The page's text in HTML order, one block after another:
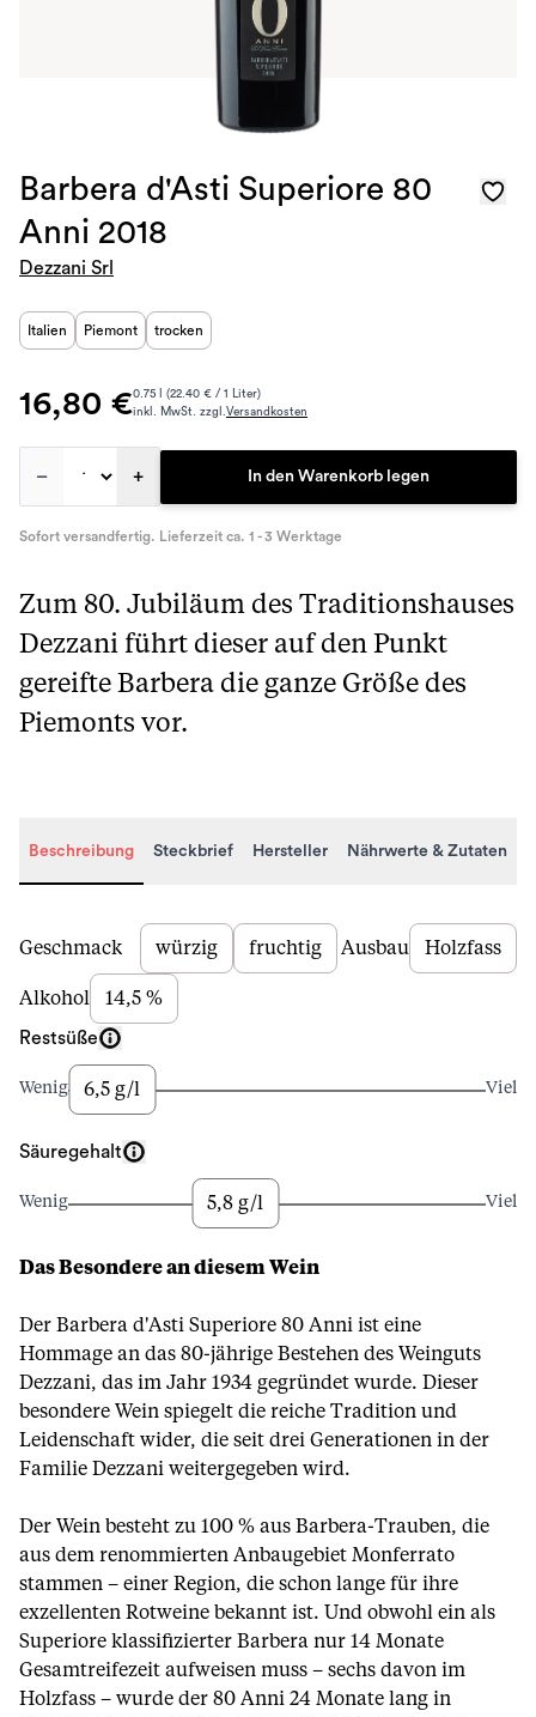
Barbera d'Asti Superiore 80
Anni 2018
Dezzani Srl
Italien Piemont trocken
16,80 €0.75 l (22.40 € / 1 Liter)
inkl. MwSt. zzgl.Versandkosten
– + In den Warenkorb legen
Sofort versandfertig. Lieferzeit ca. 1 - 3 Werktage
Zum 80. Jubiläum des Traditionshauses
Dezzani führt dieser auf den Punkt
gereifte Barbera die ganze Größe des
Piemonts vor.
Beschreibung Steckbrief Hersteller Nährwerte & Zutaten
Beschreibung
Geschmack würzig fruchtig Ausbau Holzfass
Alkohol 14,5 %
Restsüße
Wenig 6,5 g/l Viel
Säuregehalt
Wenig 5,8 g/l Viel
Das Besondere an diesem Wein
Der Barbera d'Asti Superiore 80 Anni ist eine
Hommage an das 80-jährige Bestehen des Weinguts
Dezzani, das im Jahr 1934 gegründet wurde. Dieser
besondere Wein spiegelt die reiche Tradition und
Leidenschaft wider, die seit drei Generationen in der
Familie Dezzani weitergegeben wird.
Der Wein besteht zu 100 % aus Barbera-Trauben, die
aus dem renommierten Anbaugebiet Monferrato
stammen – einer Region, die schon lange für ihre
exzellenten Rotweine bekannt ist. Und obwohl ein als
Superiore klassifizierter Barbera nur 14 Monate
Gesamtreifezeit aufweisen muss – sechs davon im
Holzfass – wurde der 80 Anni 24 Monate lang in